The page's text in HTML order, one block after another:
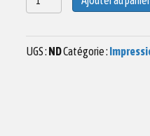
de
UGS : NDCatégorie :